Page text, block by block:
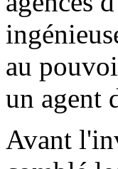
au
un agent
Avant